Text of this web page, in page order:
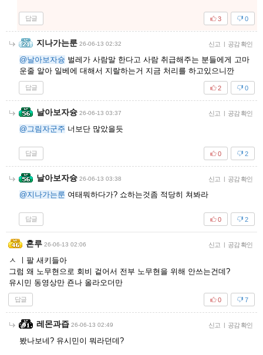
답글 0
3
지나가는룬 26-06-13 02:32 신고 공감 확인
@날아보자슝 벌레가 사람말 한다고 사람 취급해주는 분들에게 고마
운줄 알아 일베에 대해서 지랄하는거 지금 처리를 하고있으니깐
답글 0
2
날아보자슝 26-06-13 03:37 신고 공감 확인
@그림자군주 너보단 많았을듯
답글 2
0
날아보자슝 26-06-13 03:38 신고 공감 확인
@지나가는룬 여태뭐하다가? 쇼하는것좀 적당히 쳐봐라
답글 2
0
혼루 26-06-13 02:06 신고 공감 확인
ㅅ ㅣ팔 새키들아
그럼 왜 노무현으로 회비 겉어서 전부 노무현을 위해 안쓰는건데?
유시민 동영상만 죤나 올라오더만
답글 7
0
레몬과즙 26-06-13 02:49 신고 공감 확인
봤나보네? 유시민이 뭐라던데?